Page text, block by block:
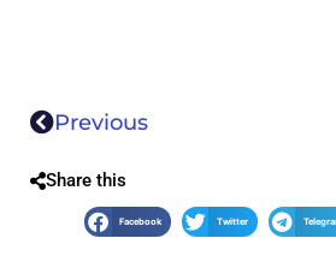
Previous
Share this
Facebook Twitter